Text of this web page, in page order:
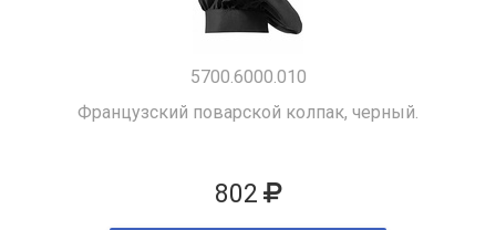
5700.6000.010
Французский поварской колпак, черный.
802